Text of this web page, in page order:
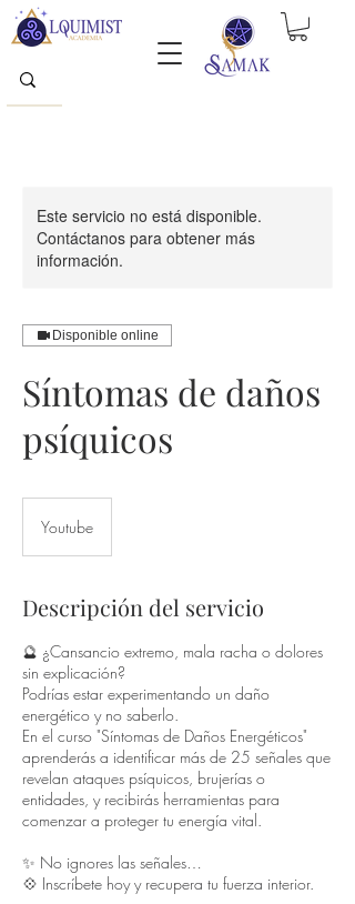
Este servicio no está disponible.
Contáctanos para obtener más
información.
Disponible online
Síntomas de daños
psíquicos
Youtube
Descripción del servicio
🔮 ¿Cansancio extremo, mala racha o dolores
sin explicación?
Podrías estar experimentando un daño
energético y no saberlo.
En el curso "Síntomas de Daños Energéticos"
aprenderás a identificar más de 25 señales que
revelan ataques psíquicos, brujerías o
entidades, y recibirás herramientas para
comenzar a proteger tu energía vital.
✨ No ignores las señales…
💠 Inscríbete hoy y recupera tu fuerza interior.